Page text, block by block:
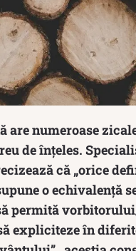
are numeroase
de înțeles.
că „orice
o echivalență
permită
expliciteze în